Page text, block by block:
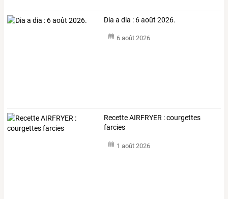
Dia a dia : 6 août 2026.
6 août 2026
Recette AIRFRYER : courgettes
farcies
1 août 2026